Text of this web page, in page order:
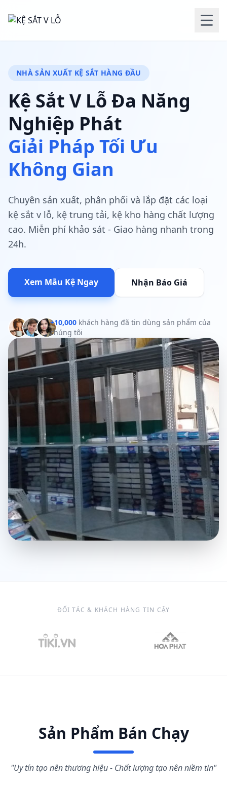
NHÀ SẢN XUẤT KỆ SẮT HÀNG ĐẦU
Kệ Sắt V Lỗ Đa Năng
Nghiệp Phát
Giải Pháp Tối Ưu
Không Gian
Chuyên sản xuất, phân phối và lắp đặt các loại
kệ sắt v lỗ, kệ trung tải, kệ kho hàng chất lượng
cao. Miễn phí khảo sát - Giao hàng nhanh trong
24h.
Xem Mẫu Kệ Ngay Nhận Báo Giá
+10,000 khách hàng đã tin dùng sản phẩm của
chúng tôi
ĐỐI TÁC & KHÁCH HÀNG TIN CẬY
Sản Phẩm Bán Chạy
"Uy tín tạo nên thương hiệu - Chất lượng tạo nên niềm tin"